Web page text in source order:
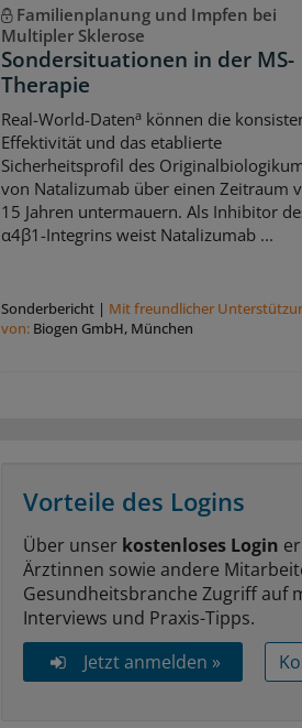
Familienplanung und Impfen bei
Multipler Sklerose
Sondersituationen in der MS-
Therapie
Real-World-Datena können die
Effektivität und das etablierte
Sicherheitsprofil des
von Natalizumab über einen Zeitraum
15 Jahren untermauern. Als Inhibitor
α4β1-Integrins weist Natalizumab ...
Sonderbericht | Mit freundlicher
von: Biogen GmbH, München
Vorteile des Logins
Über unser kostenloses Login
Ärztinnen sowie andere
Gesundheitsbranche Zugriff auf
Interviews und Praxis-Tipps.
Jetzt anmelden »